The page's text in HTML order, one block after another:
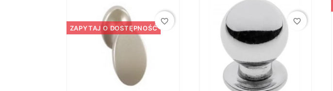
ZAPYTAJ O DOSTĘPNOŚĆ
favorite_border favorite_border